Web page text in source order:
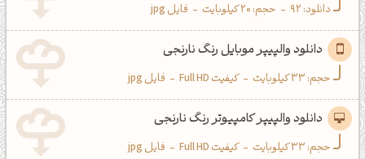
دانلود:92
- حجم: 20 کیلوبایت - فایل jpg
دانلود والپیپر موبایل رنگ نارنجی
حجم: 33 کیلوبایت - کیفیت Full HD - فایل jpg
دانلود والپیپر کامپیوتر رنگ نارنجی
حجم: 33 کیلوبایت - کیفیت Full HD - فایل jpg